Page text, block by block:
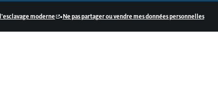
moderne •Ne pas partager ou vendre mes données personnelles